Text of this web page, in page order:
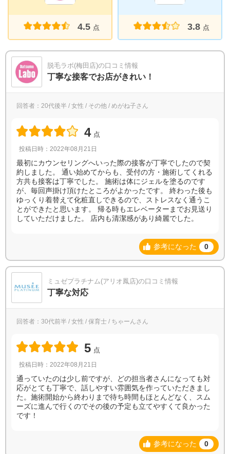
4.5 点 3.8 点
脱毛ラボ(梅田店)の口コミ情報
丁寧な接客でお店がきれい！
回答者：20代後半 / 女性 / その他 / めがね子さん
4 点
投稿日時：2022年08月21日
最初にカウンセリングへいった際の接客が丁寧でしたので契
約しました。 通い始めてからも、受付の方・施術してくれる
方共も接客は丁寧でした。 施術は体にジェルを塗るのです
が、毎回声掛け頂けたところがよかったです。 終わった後も
ゆっくり着替えて化粧直しできるので、ストレスなく通うこ
とができたと思います。 帰る時もエレベーターまでお見送り
していただけました。 店内も清潔感があり綺麗でした。
参考になった 0
ミュゼプラチナム(アリオ鳳店)の口コミ情報
丁寧な対応
回答者：30代前半 / 女性 / 保育士 / ちゃーんさん
5 点
投稿日時：2022年08月21日
通っていたのは少し前ですが、どの担当者さんになっても対
応がとても丁寧で、話しやすい雰囲気を作っていただきまし
た。施術開始から終わりまで待ち時間もほとんどなく、スム
ーズに進んで行くのでその後の予定も立てやすくて良かった
です！
参考になった 0